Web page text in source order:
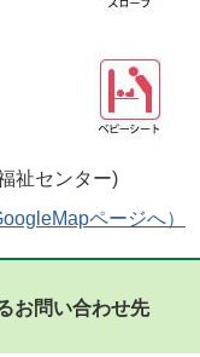
ページへ）
お問い合わせ先